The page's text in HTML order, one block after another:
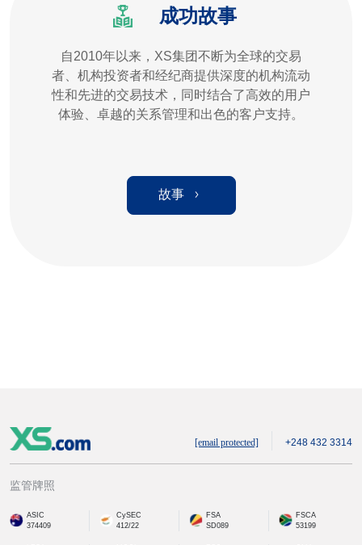
成功故事
自2010年以来，XS集团不断为全球的交易
者、机构投资者和经纪商提供深度的机构流动
性和先进的交易技术，同时结合了高效的用户
体验、卓越的关系管理和出色的客户支持。
故事
[email protected] +248 432 3314
监管牌照
ASIC
374409
CySEC
412/22
FSA
SD089
FSCA
53199